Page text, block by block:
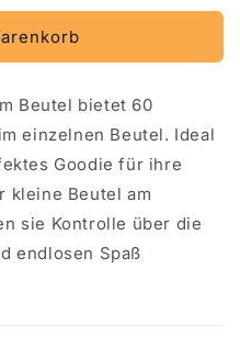
Beutel bietet 60
einzelnen Beutel. Ideal
Goodie für ihre
kleine Beutel am
sie Kontrolle über die
endlosen Spaß